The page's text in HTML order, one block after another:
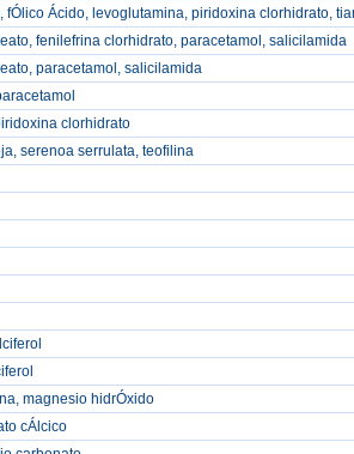
fÓlico Ácido, levoglutamina, piridoxina clorhidrato,
fenilefrina clorhidrato, paracetamol, salicilamida
paracetamol, salicilamida
clorhidrato
serenoa serrulata, teofilina
magnesio hidrÓxido
cÁlcico